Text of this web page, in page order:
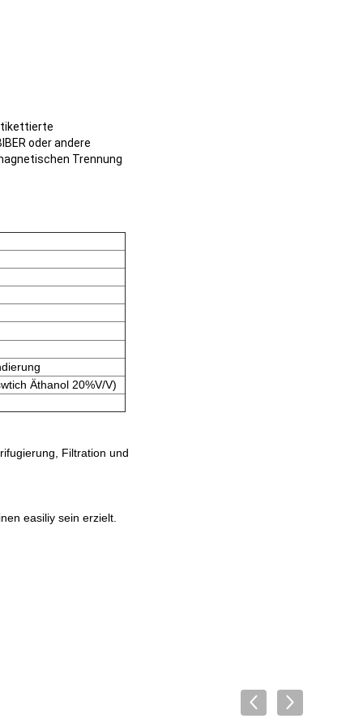
oder andere
Trennung
Äthanol 20%V/V)
Filtration und
easiliy sein erzielt.